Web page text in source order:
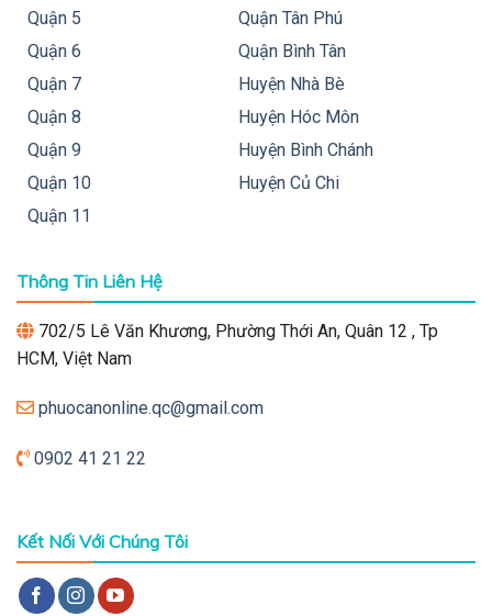
Quận 5
Quận 6
Quận 7
Quận 8
Quận 9
Quận 10
Quận 11
Quận Tân Phú
Quận Bình Tân
Huyện Nhà Bè
Huyện Hóc Môn
Huyện Bình Chánh
Huyện Củ Chi
Thông Tin Liên Hệ
702/5 Lê Văn Khương, Phường Thới An, Quân 12 , Tp
HCM, Việt Nam
phuocanonline.qc@gmail.com
0902 41 21 22
Kết Nối Với Chúng Tôi